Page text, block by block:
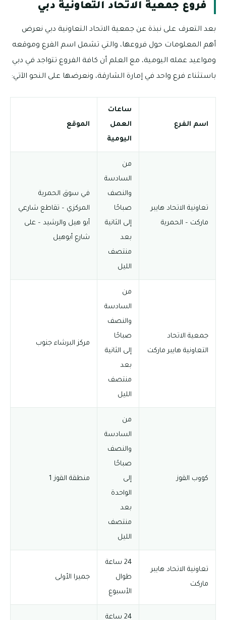
فروع جمعية الاتحاد التعاونية دبي
بعد التعرف على نبذة عن جمعية الاتحاد التعاونية دبي نعرض
أهم المعلومات حول فروعها، والتي تشمل اسم الفرع وموقعه
ومواعيد عمله اليومية، مع العلم أن كافة الفروع تتواجد في دبي
باستثناء فرع واحد في إمارة الشارقة، ونعرضها على النحو الآتي:
اسم الفرع
ساعات
العمل
اليومية
الموقع
تعاونية الاتحاد هايبر
ماركت – الحمرية
من
السادسة
والنصف
صباحًا
إلى الثانية
بعد
منتصف
الليل
في سوق الحمرية
المركزي – تقاطع شارعي
أبو هيل والرشيد – على
شارع أبوهيل
جمعية الاتحاد
التعاونية هايبر ماركت
من
السادسة
والنصف
صباحًا
إلى الثانية
بعد
منتصف
الليل
مركز البرشاء جنوب
كووب القوز
من
السادسة
والنصف
صباحًا
إلى
الواحدة
بعد
منتصف
الليل
منطقة القوز 1
تعاونية الاتحاد هايبر
ماركت
24 ساعة
طوال
الأسبوع
جميرا الأولى
24 ساعة